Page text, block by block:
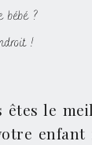
bébé ?
!
êtes le
enfant